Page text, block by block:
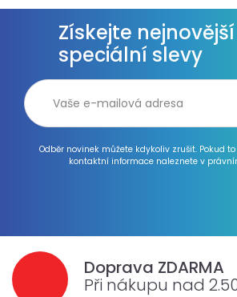
Získejte
speciální slevy
Odběr novinek můžete kdykoliv zrušit. Pokud
kontaktní informace naleznete v
Doprava ZDARMA
Při nákupu nad